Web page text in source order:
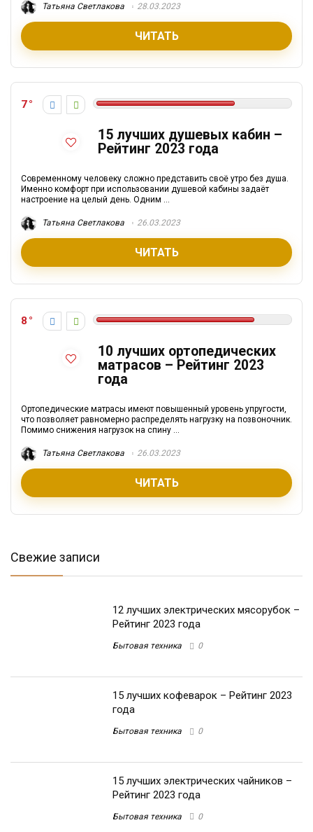
Татьяна Светлакова 28.03.2023
ЧИТАТЬ
7
15 лучших душевых кабин –
Рейтинг 2023 года
Современному человеку сложно представить своё утро без душа.
Именно комфорт при использовании душевой кабины задаёт
настроение на целый день. Одним ...
Татьяна Светлакова 26.03.2023
ЧИТАТЬ
8
10 лучших ортопедических
матрасов – Рейтинг 2023
года
Ортопедические матрасы имеют повышенный уровень упругости,
что позволяет равномерно распределять нагрузку на позвоночник.
Помимо снижения нагрузок на спину ...
Татьяна Светлакова 26.03.2023
ЧИТАТЬ
Свежие записи
12 лучших электрических мясорубок –
Рейтинг 2023 года
Бытовая техника 0
15 лучших кофеварок – Рейтинг 2023
года
Бытовая техника 0
15 лучших электрических чайников –
Рейтинг 2023 года
Бытовая техника 0